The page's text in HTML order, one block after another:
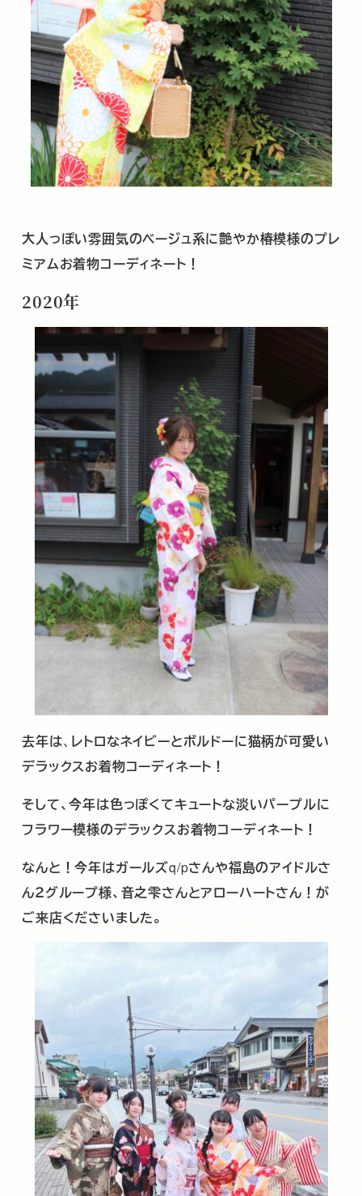
大人っぽい雰囲気のベージュ系に艶やか椿模様のプレ
ミアムお着物コーディネート！
2020年
去年は、 レトロなネイビーとボルドーに猫柄が可愛い
デラックスお着物コーディネート！
そして、今年は色っぽくてキュートな淡いパープルに
フラワー模様のデラックスお着物コーディネート！
なんと！今年はガールズq/pさんや福島のアイドルさ
ん２グループ様、音之雫さんとアローハートさん！が
ご来店くださいました。